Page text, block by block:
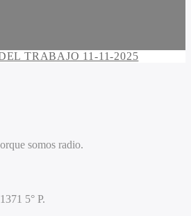
TRABAJO 11-11-2025
somos radio.
5° P.